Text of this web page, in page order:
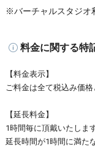
※バーチャルスタジオ
料金に関する特
【料金表示】
ご料金は全て税込み価格
【延長料金】
1時間毎に頂戴いたします
延長時間が1時間に満た